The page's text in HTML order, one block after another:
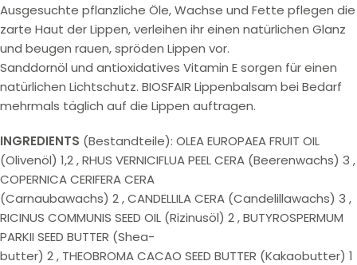
Ausgesuchte pflanzliche Öle, Wachse und Fette pflegen die
zarte Haut der Lippen, verleihen ihr einen natürlichen Glanz
und beugen rauen, spröden Lippen vor.
Sanddornöl und antioxidatives Vitamin E sorgen für einen
natürlichen Lichtschutz. BIOSFAIR Lippenbalsam bei Bedarf
mehrmals täglich auf die Lippen auftragen.
INGREDIENTS (Bestandteile): OLEA EUROPAEA FRUIT OIL
(Olivenöl) 1,2 , RHUS VERNICIFLUA PEEL CERA (Beerenwachs) 3 ,
COPERNICA CERIFERA CERA
(Carnaubawachs) 2 , CANDELLILA CERA (Candelillawachs) 3 ,
RICINUS COMMUNIS SEED OIL (Rizinusöl) 2 , BUTYROSPERMUM
PARKII SEED BUTTER (Shea-
butter) 2 , THEOBROMA CACAO SEED BUTTER (Kakaobutter) 1